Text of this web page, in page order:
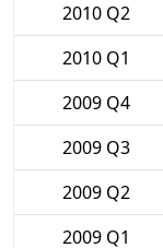
2010 Q2
2010 Q1
2009 Q4
2009 Q3
2009 Q2
2009 Q1